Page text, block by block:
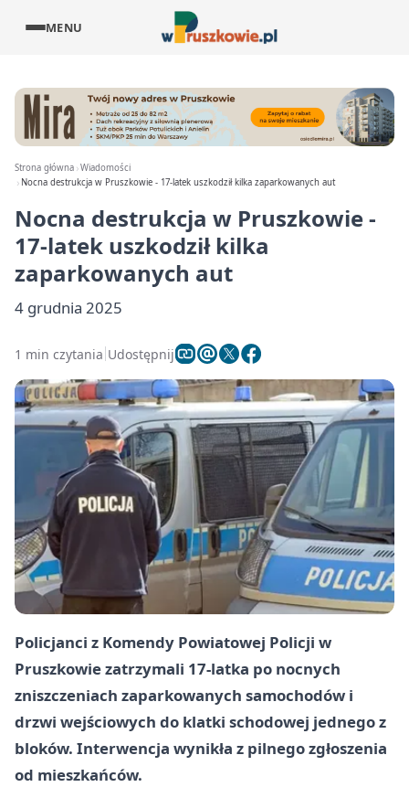
MENU
Strona główna Wiadomości
Nocna destrukcja w Pruszkowie - 17-latek uszkodził kilka zaparkowanych aut
Nocna destrukcja w Pruszkowie -
17-latek uszkodził kilka
zaparkowanych aut
4 grudnia 2025
1 min czytania Udostępnij
Policjanci z Komendy Powiatowej Policji w
Pruszkowie zatrzymali 17-latka po nocnych
zniszczeniach zaparkowanych samochodów i
drzwi wejściowych do klatki schodowej jednego z
bloków. Interwencja wynikła z pilnego zgłoszenia
od mieszkańców.